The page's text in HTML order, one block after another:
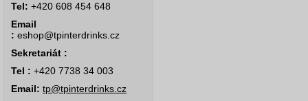
Tel: +420 608 454 648
Email
: eshop@tpinterdrinks.cz
Sekretariát :
Tel : +420 7738 34 003
Email: tp@tpinterdrinks.cz